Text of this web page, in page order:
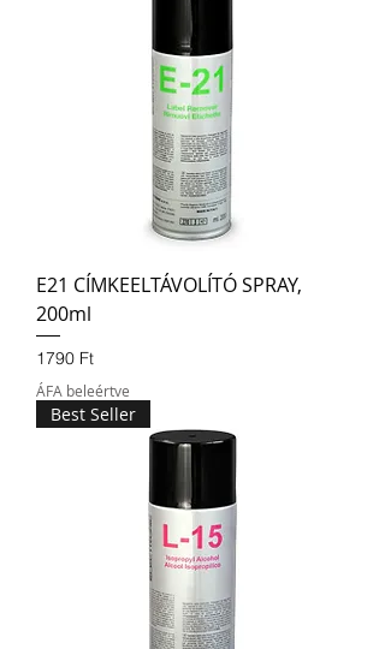
E21 CÍMKEELTÁVOLÍTÓ SPRAY,
200ml
Ár
1790 Ft
ÁFA beleértve
Best Seller